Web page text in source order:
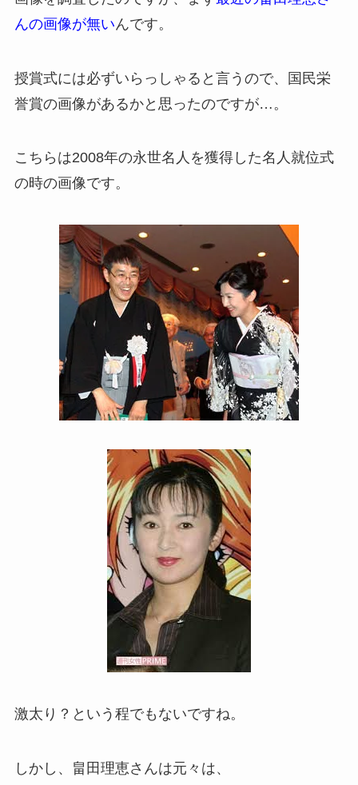
んの画像が無いんです。
授賞式には必ずいらっしゃると言うので、国民栄
誉賞の画像があるかと思ったのですが…。
こちらは2008年の永世名人を獲得した名人就位式
の時の画像です。
激太り？という程でもないですね。
しかし、畠田理恵さんは元々は、